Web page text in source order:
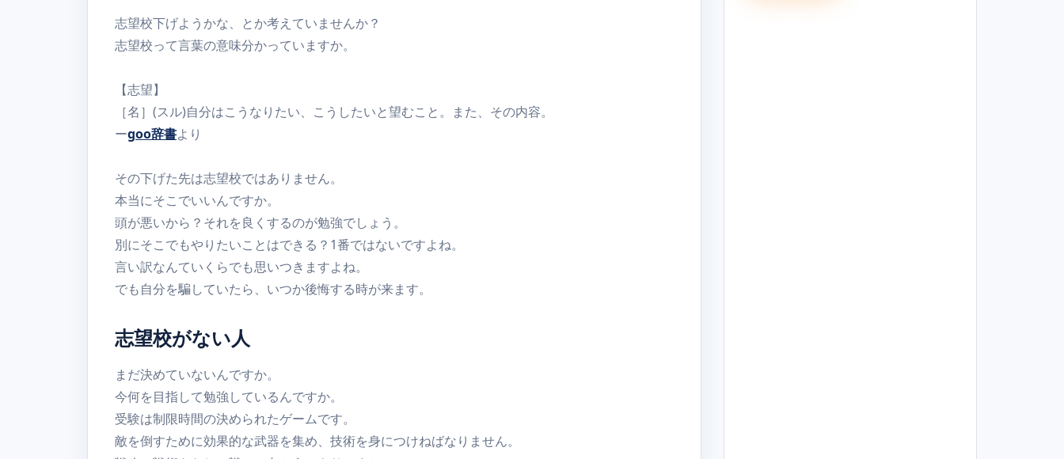
志望校下げようかな、とか考えていませんか？
志望校って言葉の意味分かっていますか。
【志望】
［名］(スル)自分はこうなりたい、こうしたいと望むこと。また、その内容。
ーgoo辞書より
その下げた先は志望校ではありません。
本当にそこでいいんですか。
頭が悪いから？それを良くするのが勉強でしょう。
別にそこでもやりたいことはできる？1番ではないですよね。
言い訳なんていくらでも思いつきますよね。
でも自分を騙していたら、いつか後悔する時が来ます。
志望校がない人
まだ決めていないんですか。
今何を目指して勉強しているんですか。
受験は制限時間の決められたゲームです。
敵を倒すために効果的な武器を集め、技術を身につけねばなりません。